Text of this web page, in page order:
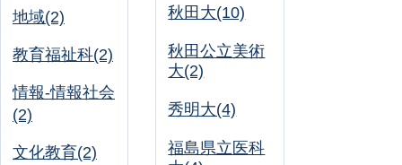
地域(2)
教育福祉科(2)
情報-情報社会
(2)
文化教育(2)
秋田大(10)
秋田公立美術
大(2)
秀明大(4)
福島県立医科